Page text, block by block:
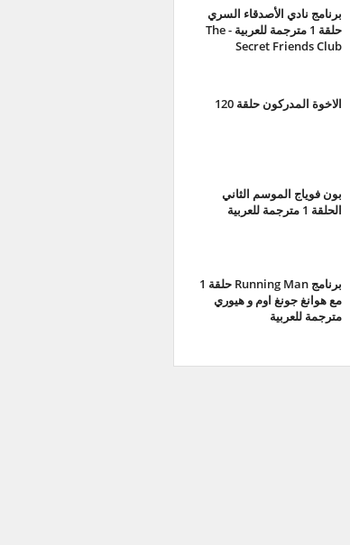
برنامج نادي الأصدقاء السري
حلقة 1 مترجمة للعربية - The
Secret Friends Club
الاخوة المدركون حلقة 120
بون فوياج الموسم الثاني
الحلقة 1 مترجمة للعربية
برنامج Running Man حلقة 1
مع هوانغ جونغ اوم و هيوري
مترجمة للعربية